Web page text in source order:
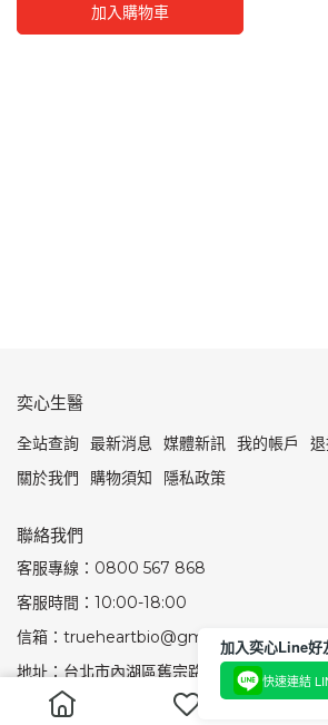
加入購物車
奕心生醫
全站查詢 最新消息 媒體新訊 我的帳戶
關於我們
購物須知 隱私政策
聯絡我們
客服專線：0800 567 868
客服時間：10:00-18:00
信箱：trueheartbio@gmail.com
地址：台北市內湖區舊宗路1段159號
加入奕心Line好
快速連結